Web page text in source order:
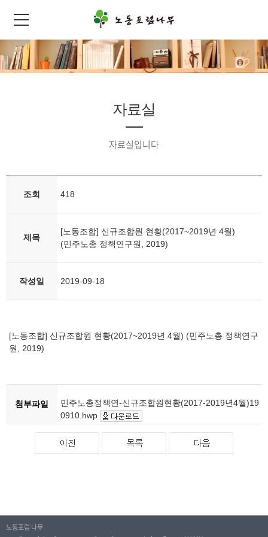
자료실
자료실입니다
조회 418
제목
[노동조합] 신규조합원 현황(2017~2019년 4월)
(민주노총 정책연구원, 2019)
작성일 2019-09-18
[노동조합] 신규조합원 현황(2017~2019년 4월) (민주노총 정책연구
원, 2019)
첨부파일
민주노총정책연-신규조합원현황(2017-2019년4월)19
0910.hwp
노동포럼 나무